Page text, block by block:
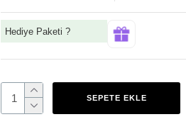
Hediye Paketi ?
SEPETE EKLE